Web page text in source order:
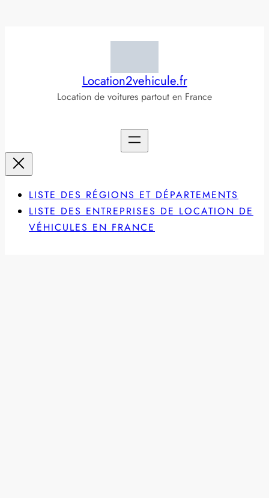
Location2vehicule.fr
Location de voitures partout en France
LISTE DES RÉGIONS ET DÉPARTEMENTS
LISTE DES ENTREPRISES DE LOCATION DE
VÉHICULES EN FRANCE